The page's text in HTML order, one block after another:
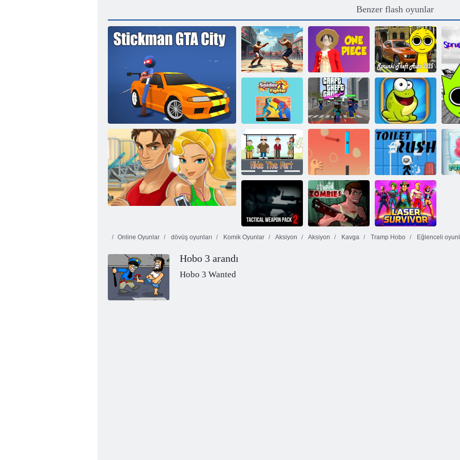
Benzer flash oyunlar
Gerçek Sokak
Dövüşçüsü 3D
Tek Parça
Sprunki
Hırsızlık Arabası
2025
Örümcek
Savaşçısı
Zanaatkar
hırsızlığı
otomobil
Frog dokunun
Osuruk sakla Sosis Çevirme Tuvalet Rush
Online Oyunlar dövüş oyunları Komik Oyunlar Aksiyon Aksiyon Kavga Tramp Hobo Eğlenceli
Hobo 3 arandı
Hobo 3 Wanted